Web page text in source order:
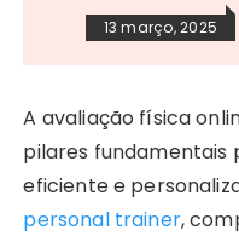
13 março, 2025
A avaliação física
pilares
eficiente e
personal trainer,